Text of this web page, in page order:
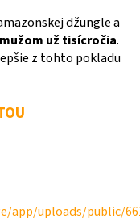
džungle a
už tisícročia.
z tohto pokladu
uploads/public/